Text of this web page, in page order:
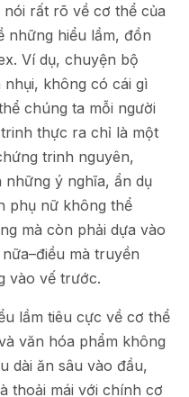
nói rất rõ về cơ thể của
những hiểu lầm, đồn
Ví dụ, chuyện bộ
không có cái gì
chúng ta mỗi người
thực ra chỉ là một
trinh nguyên,
ý nghĩa, ẩn dụ
phụ nữ không thể
mà còn phải dựa vào
mà truyền
vào vế trước.
lầm tiêu cực về cơ thể
văn hóa phẩm không
dài ăn sâu vào đầu,
thoải mái với chính cơ